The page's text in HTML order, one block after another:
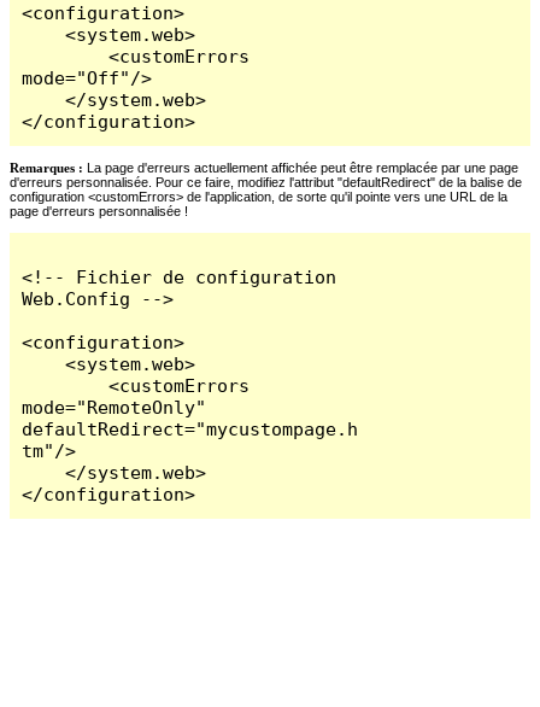
<configuration>
    <system.web>
        <customErrors
mode="Off"/>
    </system.web>
</configuration>
Remarques : La page d'erreurs actuellement affichée peut être remplacée par une page
d'erreurs personnalisée. Pour ce faire, modifiez l'attribut "defaultRedirect" de la balise de
configuration <customErrors> de l'application, de sorte qu'il pointe vers une URL de la
page d'erreurs personnalisée !
<!-- Fichier de configuration
Web.Config -->
<configuration>
    <system.web>
        <customErrors
mode="RemoteOnly"
defaultRedirect="mycustompage.h
tm"/>
    </system.web>
</configuration>